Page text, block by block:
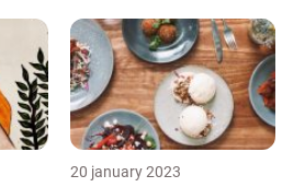
20 january 2023